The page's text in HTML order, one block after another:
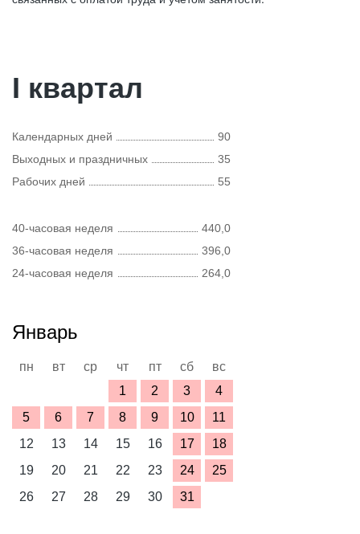
I квартал
Календарных дней
90
Выходных и праздничных
35
Рабочих дней
55
40-часовая неделя
440,0
36-часовая неделя
396,0
24-часовая неделя
264,0
Январь
пн вт ср чт пт сб
вс
1
2 3
4
5
6 7 8 9 10
11
12
13 14 15 16 17
18
19
20 21 22 23 24
25
26
27 28 29 30 31